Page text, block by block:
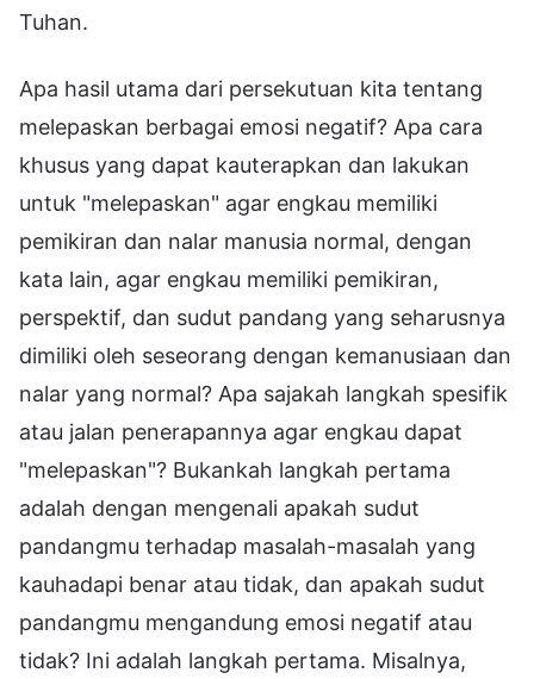
Tuhan.
Apa hasil utama dari persekutuan kita tentang
melepaskan berbagai emosi negatif? Apa cara
khusus yang dapat kauterapkan dan lakukan
untuk "melepaskan" agar engkau memiliki
pemikiran dan nalar manusia normal, dengan
kata lain, agar engkau memiliki pemikiran,
perspektif, dan sudut pandang yang seharusnya
dimiliki oleh seseorang dengan kemanusiaan dan
nalar yang normal? Apa sajakah langkah spesifik
atau jalan penerapannya agar engkau dapat
"melepaskan"? Bukankah langkah pertama
adalah dengan mengenali apakah sudut
pandangmu terhadap masalah-masalah yang
kauhadapi benar atau tidak, dan apakah sudut
pandangmu mengandung emosi negatif atau
tidak? Ini adalah langkah pertama. Misalnya,